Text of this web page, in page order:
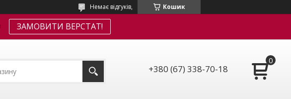
Кошик
Немає відгуків,
ЗАМОВИТИ ВЕРСТАТ!
+380 (67) 338-70-18